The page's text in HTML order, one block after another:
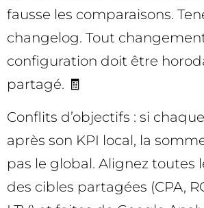
fausse les comparaisons.
changelog. Tout
configuration doit être
partagé. 🧾
Conflits d’objectifs : si
après son KPI local, la
pas le global. Alignez toutes
des cibles partagées (CPA,